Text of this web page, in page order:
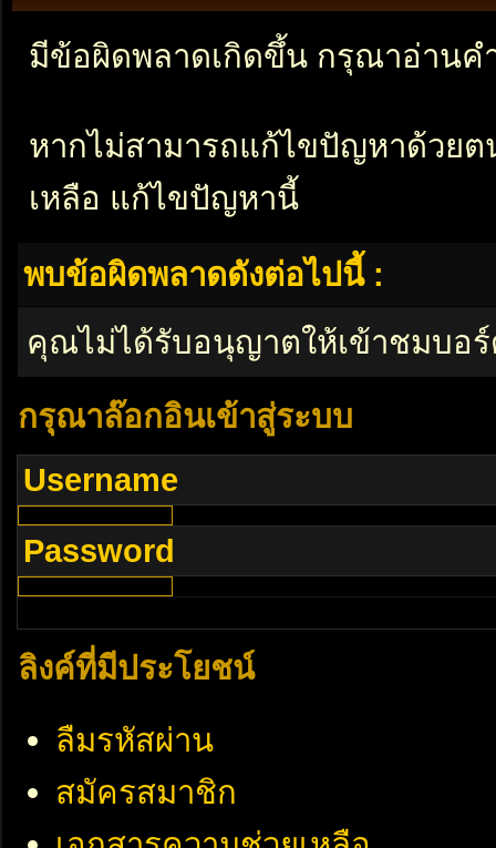
มีข้อผิดพลาดเกิดขึ้น กรุณาอ่านค
หากไม่สามารถแก้ไขปัญหาด้วย
เหลือ แก้ไขปัญหานี้
พบข้อผิดพลาดดังต่อไปนี้ :
คุณไม่ได้รับอนุญาตให้เข้าชมบอ
กรุณาล๊อกอินเข้าสู่ระบบ
Username
Password
ลิงค์ที่มีประโยชน์
ลืมรหัสผ่าน
สมัครสมาชิก